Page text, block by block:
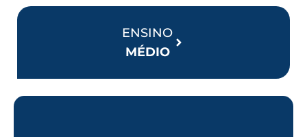
ENSINO
MÉDIO